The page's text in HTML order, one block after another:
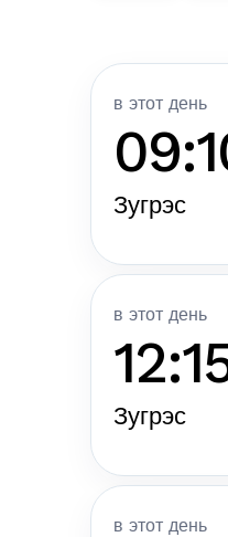
в этот день
Зугрэс
в этот день
Зугрэс
в этот день